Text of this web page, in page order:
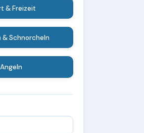
& Freizeit
& Schnorcheln